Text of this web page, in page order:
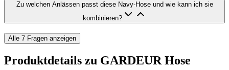
Zu welchen Anlässen passt diese Navy-Hose und wie kann ich sie
kombinieren?
Alle 7 Fragen anzeigen
Produktdetails zu GARDEUR Hose